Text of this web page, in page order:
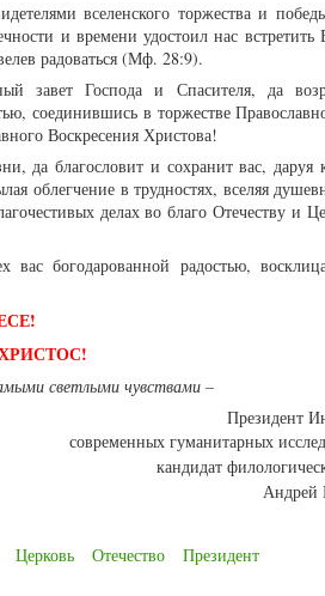
вселенского торжества и
и времени удостоил нас встретить
радоваться (Мф. 28:9).
завет Господа и Спасителя, да
соединившись в торжестве
Воскресения Христова!
да благословит и сохранит вас, даруя
облегчение в трудностях, вселяя
делах во благо Отечеству и
богодарованной радостью,
светлыми чувствами –
Президент
современных гуманитарных
кандидат
Андрей
Церковь Отечество Президент